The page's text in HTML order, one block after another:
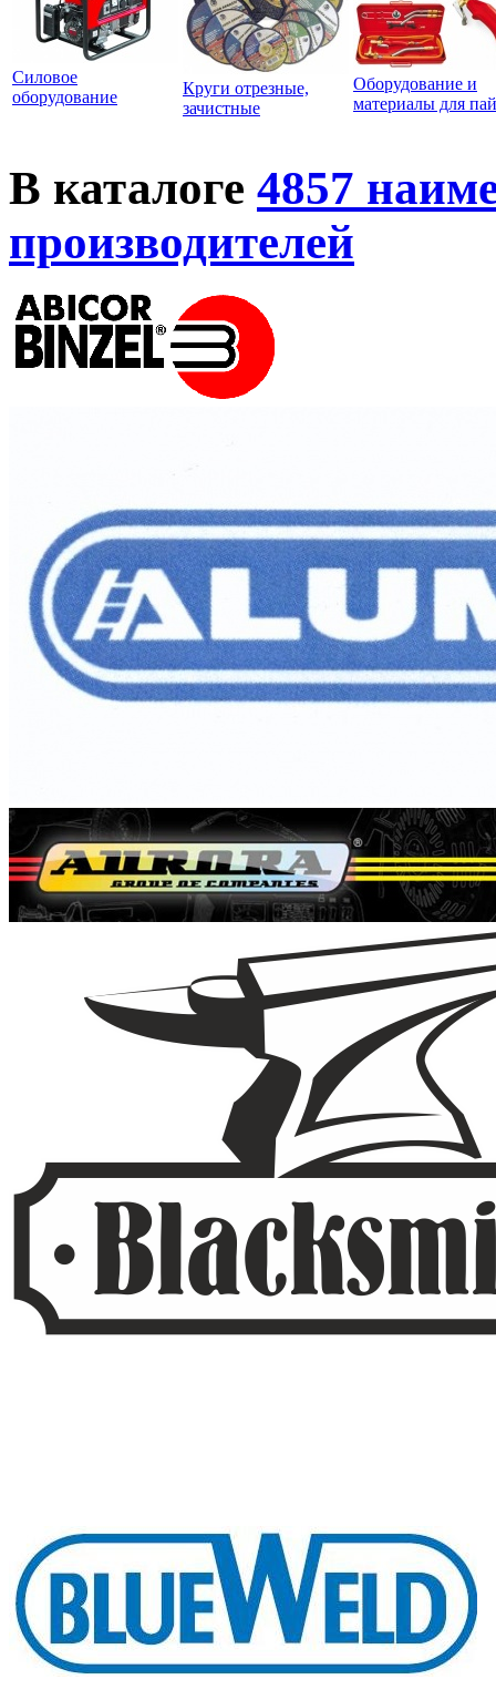
Силовое
оборудование
Круги отрезные,
зачистные
Оборудование и
материалы для
В каталоге 4857
производителей